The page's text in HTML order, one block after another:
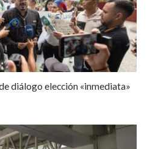
diálogo elección «inmediata»